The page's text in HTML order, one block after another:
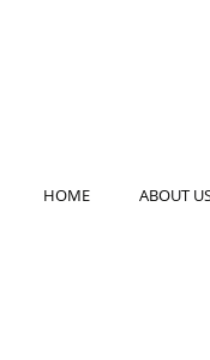
HOME ABOUT